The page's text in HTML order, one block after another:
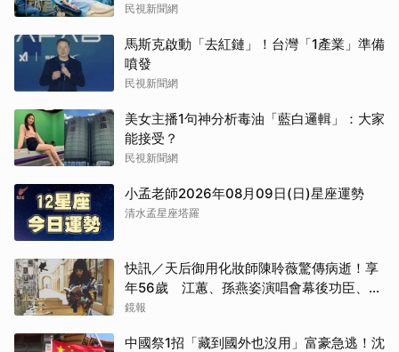
民視新聞網
馬斯克啟動「去紅鏈」！台灣「1產業」準備
噴發
民視新聞網
美女主播1句神分析毒油「藍白邏輯」：大家
能接受？
民視新聞網
小孟老師2026年08月09日(日)星座運勢
清水孟星座塔羅
快訊／天后御用化妝師陳聆薇驚傳病逝！享
年56歲 江蕙、孫燕姿演唱會幕後功臣、蔡
健雅崩潰難接受
鏡報
中國祭1招「藏到國外也沒用」富豪急逃！沈